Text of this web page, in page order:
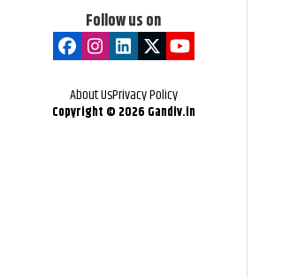
Follow us on
About UsPrivacy Policy
Copyright © 2026 Gandiv.in